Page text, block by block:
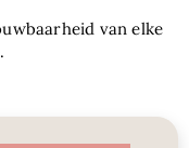
van elke